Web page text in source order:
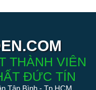
THÀNH VIÊN
ĐỨC TÍN
Tân Bình - Tp HCM